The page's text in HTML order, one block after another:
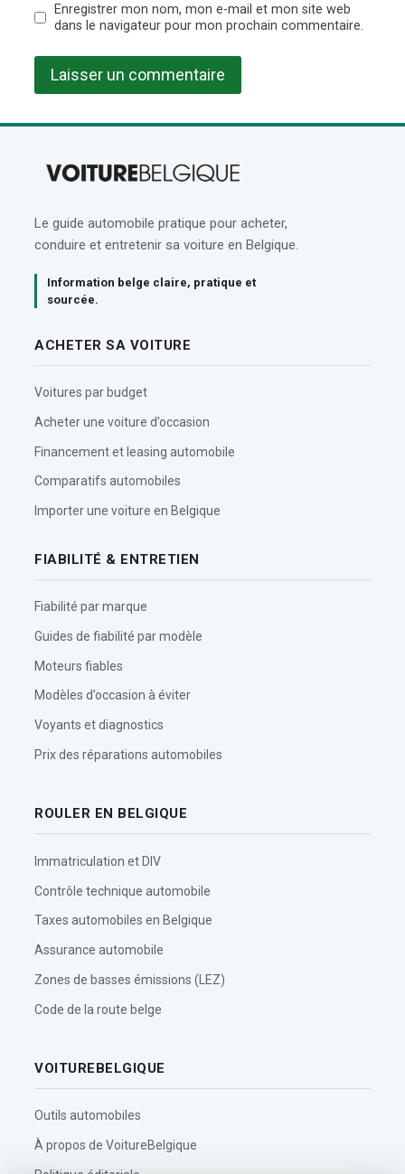
Enregistrer mon nom, mon e-mail et mon site web
dans le navigateur pour mon prochain commentaire.
Le guide automobile pratique pour acheter,
conduire et entretenir sa voiture en Belgique.
Information belge claire, pratique et
sourcée.
ACHETER SA VOITURE
Voitures par budget
Acheter une voiture d’occasion
Financement et leasing automobile
Comparatifs automobiles
Importer une voiture en Belgique
FIABILITÉ & ENTRETIEN
Fiabilité par marque
Guides de fiabilité par modèle
Moteurs fiables
Modèles d’occasion à éviter
Voyants et diagnostics
Prix des réparations automobiles
ROULER EN BELGIQUE
Immatriculation et DIV
Contrôle technique automobile
Taxes automobiles en Belgique
Assurance automobile
Zones de basses émissions (LEZ)
Code de la route belge
VOITUREBELGIQUE
Outils automobiles
À propos de VoitureBelgique